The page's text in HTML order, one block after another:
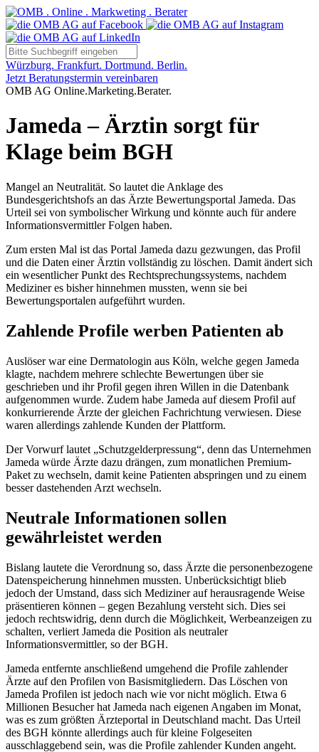
Würzburg. Frankfurt. Dortmund. Berlin.
Jetzt Beratungstermin vereinbaren
OMB AG Online.Marketing.Berater.
Jameda – Ärztin sorgt für
Klage beim BGH
Mangel an Neutralität. So lautet die Anklage des
Bundesgerichtshofs an das Ärzte Bewertungsportal Jameda. Das
Urteil sei von symbolischer Wirkung und könnte auch für andere
Informationsvermittler Folgen haben.
Zum ersten Mal ist das Portal Jameda dazu gezwungen, das Profil
und die Daten einer Ärztin vollständig zu löschen. Damit ändert sich
ein wesentlicher Punkt des Rechtsprechungssystems, nachdem
Mediziner es bisher hinnehmen mussten, wenn sie bei
Bewertungsportalen aufgeführt wurden.
Zahlende Profile werben Patienten ab
Auslöser war eine Dermatologin aus Köln, welche gegen Jameda
klagte, nachdem mehrere schlechte Bewertungen über sie
geschrieben und ihr Profil gegen ihren Willen in die Datenbank
aufgenommen wurde. Zudem habe Jameda auf diesem Profil auf
konkurrierende Ärzte der gleichen Fachrichtung verwiesen. Diese
waren allerdings zahlende Kunden der Plattform.
Der Vorwurf lautet „Schutzgelderpressung“, denn das Unternehmen
Jameda würde Ärzte dazu drängen, zum monatlichen Premium-
Paket zu wechseln, damit keine Patienten abspringen und zu einem
besser dastehenden Arzt wechseln.
Neutrale Informationen sollen
gewährleistet werden
Bislang lautete die Verordnung so, dass Ärzte die personenbezogene
Datenspeicherung hinnehmen mussten. Unberücksichtigt blieb
jedoch der Umstand, dass sich Mediziner auf herausragende Weise
präsentieren können – gegen Bezahlung versteht sich. Dies sei
jedoch rechtswidrig, denn durch die Möglichkeit, Werbeanzeigen zu
schalten, verliert Jameda die Position als neutraler
Informationsvermittler, so der BGH.
Jameda entfernte anschließend umgehend die Profile zahlender
Ärzte auf den Profilen von Basismitgliedern. Das Löschen von
Jameda Profilen ist jedoch nach wie vor nicht möglich. Etwa 6
Millionen Besucher hat Jameda nach eigenen Angaben im Monat,
was es zum größten Ärzteportal in Deutschland macht. Das Urteil
des BGH könnte allerdings auch für kleine Folgeseiten
ausschlaggebend sein, was die Profile zahlender Kunden angeht.